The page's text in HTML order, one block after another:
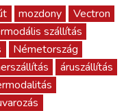
mozdony
Vectron
szállítás
Németország
áruszállítás